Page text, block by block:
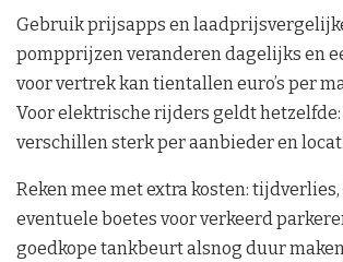
Gebruik prijsapps en
pompprijzen veranderen dagelijks en
voor vertrek kan tientallen euro’s per
Voor elektrische rijders geldt
verschillen sterk per aanbieder en
Reken mee met extra kosten:
eventuele boetes voor verkeerd
goedkope tankbeurt alsnog duur